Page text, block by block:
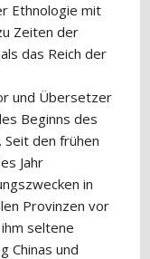
Ethnologie mit
Zeiten der
das Reich der
und Übersetzer
Beginns des
den frühen
Jahr
in
Provinzen vor
seltene
Chinas und